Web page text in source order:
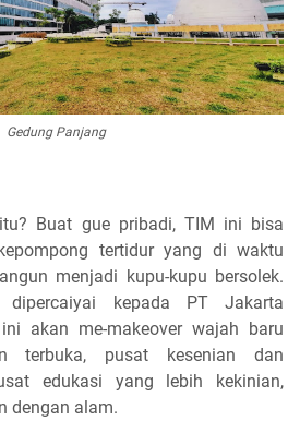
Gedung Panjang
Buat gue pribadi, TIM ini bisa
tertidur yang di waktu
menjadi kupu-kupu bersolek.
dipercaiyai kepada PT Jakarta
akan me-makeover wajah baru
terbuka, pusat kesenian dan
edukasi yang lebih kekinian,
dengan alam.